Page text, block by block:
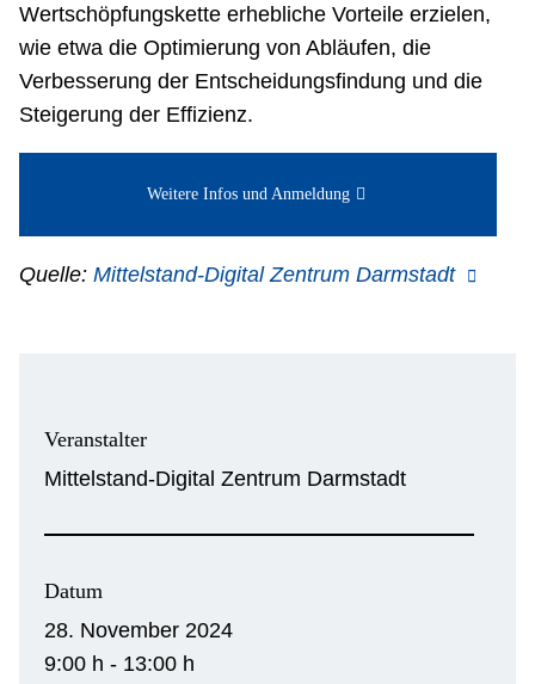
Wertschöpfungskette erhebliche Vorteile erzielen,
wie etwa die Optimierung von Abläufen, die
Verbesserung der Entscheidungsfindung und die
Steigerung der Effizienz.
Weitere Infos und Anmeldung
Quelle: Mittelstand-Digital Zentrum Darmstadt
Veranstalter
Mittelstand-Digital Zentrum Darmstadt
Datum
28. November 2024
9:00 h - 13:00 h